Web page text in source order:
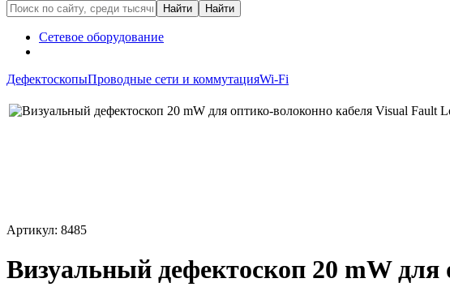
Сетевое оборудование
ДефектоскопыПроводные сети и коммутацияWi-Fi
Артикул: 8485
Визуальный дефектоскоп 20 mW